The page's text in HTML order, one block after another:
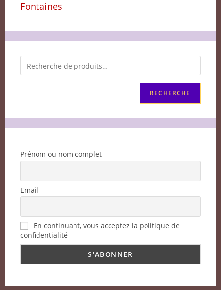
Fontaines
RECHERCHE
Prénom ou nom complet
Email
En continuant, vous acceptez la politique de
confidentialité